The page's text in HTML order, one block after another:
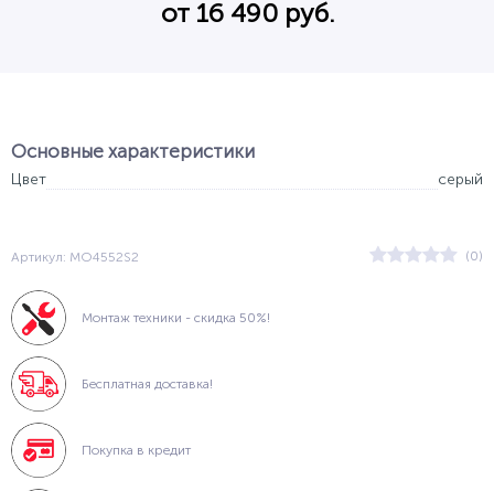
Артикул: MO4552S2 (0)
Монтаж техники - скидка 50%!
Бесплатная доставка!
Покупка в кредит
от 16 490 руб.
Основные характеристики
Цвет серый